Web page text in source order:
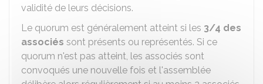
validité de leurs décisions.
Le quorum est généralement atteint si les 3/4 des
associés sont présents ou représentés. Si ce
quorum n'est pas atteint, les associés sont
convoqués une nouvelle fois et l'assemblée